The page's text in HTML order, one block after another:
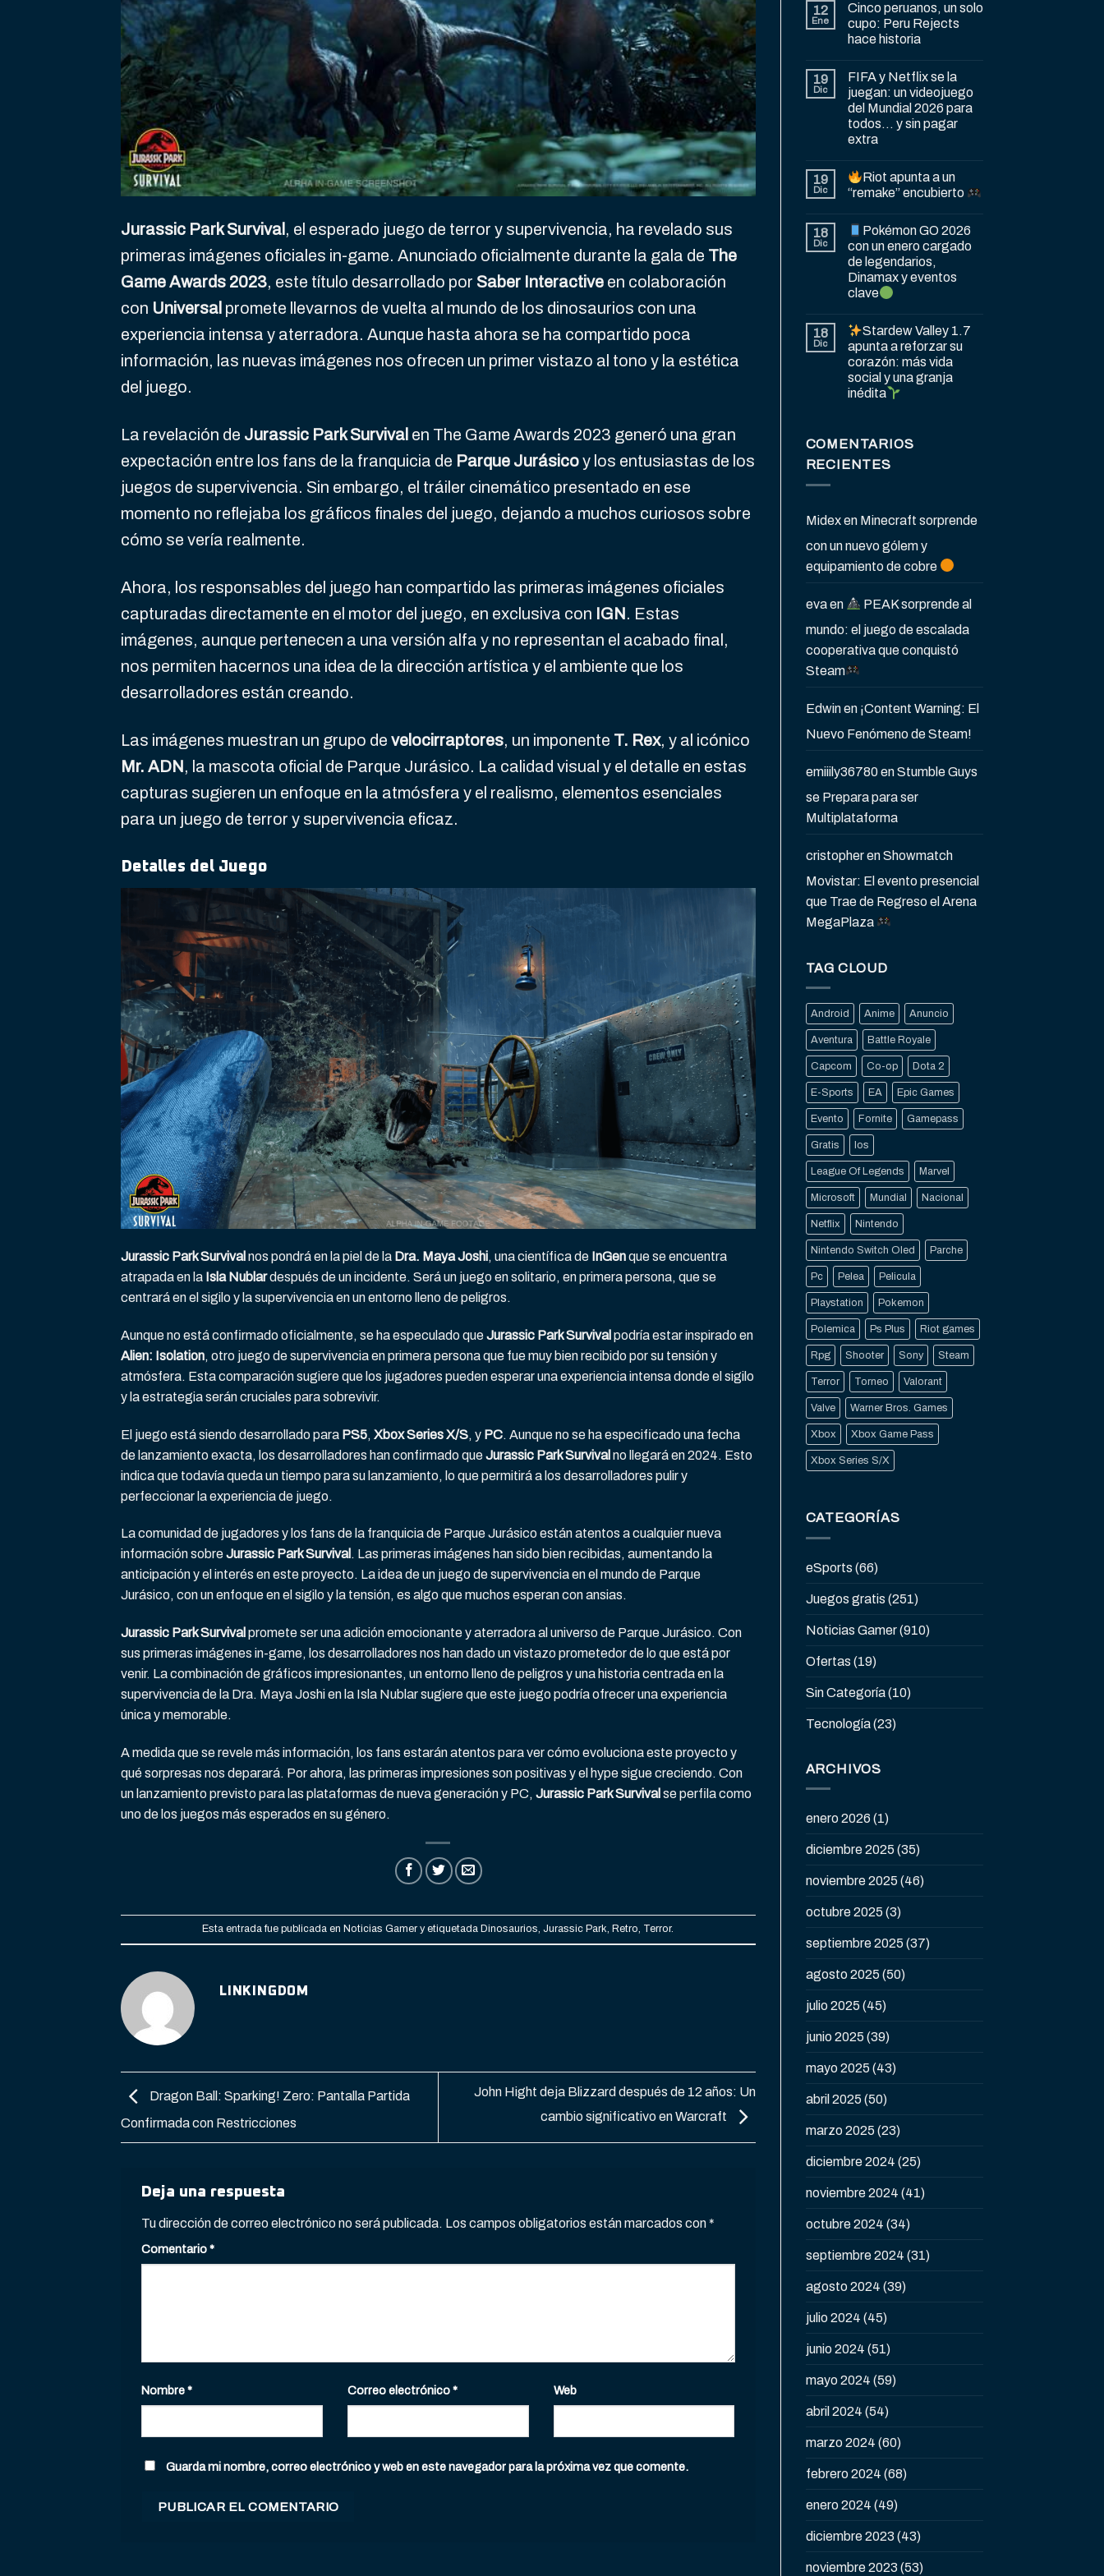
Jurassic Park Survival , el esperado juego de terror y supervivencia, ha revelado sus
primeras imágenes oficiales in-game. Anunciado oficialmente durante la gala de The
Game Awards 2023, este título desarrollado por Saber Interactive en colaboración
con Universal promete llevarnos de vuelta al mundo de los dinosaurios con una
experiencia intensa y aterradora. Aunque hasta ahora se ha compartido poca
información, las nuevas imágenes nos ofrecen un primer vistazo al tono y la estética
del juego.
La revelación de Jurassic Park Survival en The Game Awards 2023 generó una gran
expectación entre los fans de la franquicia de Parque Jurásicoy los entusiastas de los
juegos de supervivencia. Sin embargo, el tráiler cinemático presentado en ese
momento no reflejaba los gráficos finales del juego, dejando a muchos curiosos sobre
cómo se vería realmente.
Ahora, los responsables del juego han compartido las primeras imágenes oficiales
capturadas directamente en el motor del juego, en exclusiva con IGN. Estas
imágenes, aunque pertenecen a una versión alfa y no representan el acabado final,
nos permiten hacernos una idea de la dirección artística y el ambiente que los
desarrolladores están creando.
Las imágenes muestran un grupo de velocirraptores, un imponente T. Rex, y al icónico
Mr. ADN, la mascota oficial de Parque Jurásico. La calidad visual y el detalle en estas
capturas sugieren un enfoque en la atmósfera y el realismo, elementos esenciales
para un juego de terror y supervivencia eficaz.
Detalles del Juego
Jurassic Park Survival nos pondrá en la piel de la Dra. Maya Joshi, una científica de InGenque se encuentra
atrapada en la Isla Nublardespués de un incidente. Será un juego en solitario, en primera persona, que se
centrará en el sigilo y la supervivencia en un entorno lleno de peligros.
Aunque no está confirmado oficialmente, se ha especulado queJurassic Park Survival podría estar inspirado en
Alien: Isolation, otro juego de supervivencia en primera persona que fue muy bien recibido por su tensión y
atmósfera. Esta comparación sugiere que los jugadores pueden esperar una experiencia intensa donde el sigilo
y la estrategia serán cruciales para sobrevivir.
El juego está siendo desarrollado para PS5, Xbox Series X/S, y PC. Aunque no se ha especificado una fecha
de lanzamiento exacta, los desarrolladores han confirmado queJurassic Park Survival no llegará en 2024. Esto
indica que todavía queda un tiempo para su lanzamiento, lo que permitirá a los desarrolladores pulir y
perfeccionar la experiencia de juego.
La comunidad de jugadores y los fans de la franquicia de Parque Jurásico están atentos a cualquier nueva
información sobreJurassic Park Survival . Las primeras imágenes han sido bien recibidas, aumentando la
anticipación y el interés en este proyecto. La idea de un juego de supervivencia en el mundo de Parque
Jurásico, con un enfoque en el sigilo y la tensión, es algo que muchos esperan con ansias.
Jurassic Park Survival promete ser una adición emocionante y aterradora al universo de Parque Jurásico. Con
sus primeras imágenes in-game, los desarrolladores nos han dado un vistazo prometedor de lo que está por
venir. La combinación de gráficos impresionantes, un entorno lleno de peligros y una historia centrada en la
supervivencia de la Dra. Maya Joshi en la Isla Nublar sugiere que este juego podría ofrecer una experiencia
única y memorable.
A medida que se revele más información, los fans estarán atentos para ver cómo evoluciona este proyecto y
qué sorpresas nos deparará. Por ahora, las primeras impresiones son positivas y el hype sigue creciendo. Con
un lanzamiento previsto para las plataformas de nueva generación y PC, Jurassic Park Survival se perfila como
uno de los juegos más esperados en su género.
Esta entrada fue publicada en Noticias Gamer y etiquetada Dinosaurios,Jurassic Park, Retro, Terror.
LINKINGDOM
Dragon Ball: Sparking! Zero: Pantalla Partida
Confirmada con Restricciones
John Hight deja Blizzard después de 12 años: Un
cambio significativo en Warcraft
Deja una respuesta
Tu dirección de correo electrónico no será publicada. Los campos obligatorios están marcados con*
Comentario*
Nombre* Correo electrónico* Web
Guarda mi nombre, correo electrónico y web en este navegador para la próxima vez que comente.
12
Ene
Cinco peruanos, un solo
cupo: Peru Rejects
hace historia
19
Dic
FIFA y Netflix se la
juegan: un videojuego
del Mundial 2026 para
todos… y sin pagar
extra
19
Dic
Riot apunta a un
“remake” encubierto
18
Dic
Pokémon GO 2026
con un enero cargado
de legendarios,
Dinamax y eventos
clave
18
Dic
Stardew Valley 1.7
apunta a reforzar su
corazón: más vida
social y una granja
inédita
COMENTARIOS
RECIENTES
Midexen Minecraft sorprende
con un nuevo gólem y
equipamiento de cobre
evaen
PEAK sorprende al
mundo: el juego de escalada
cooperativa que conquistó
Steam
Edwinen ¡Content Warning: El
Nuevo Fenómeno de Steam!
emiiily36780enStumble Guys
se Prepara para ser
Multiplataforma
cristopherenShowmatch
Movistar: El evento presencial
que Trae de Regreso el Arena
MegaPlaza
TAG CLOUD
Android Anime Anuncio
Aventura Battle Royale
Capcom Co-op Dota 2
E-Sports EA Epic Games
Evento Fornite Gamepass
Gratis Ios
League Of Legends Marvel
Microsoft Mundial Nacional
Netflix Nintendo
Nintendo Switch Oled Parche
Pc Pelea Pelicula
Playstation Pokemon
Polemica Ps Plus Riot games
Rpg Shooter Sony Steam
Terror Torneo Valorant
Valve Warner Bros. Games
Xbox Xbox Game Pass
Xbox Series S/X
CATEGORÍAS
eSports (66)
Juegos gratis (251)
Noticias Gamer(910)
Ofertas (19)
Sin Categoría(10)
Tecnología(23)
ARCHIVOS
enero 2026 (1)
diciembre 2025 (35)
noviembre 2025 (46)
octubre 2025 (3)
septiembre 2025 (37)
agosto 2025 (50)
julio 2025 (45)
junio 2025 (39)
mayo 2025 (43)
abril 2025 (50)
marzo 2025 (23)
diciembre 2024 (25)
noviembre 2024 (41)
octubre 2024 (34)
septiembre 2024 (31)
agosto 2024 (39)
julio 2024 (45)
junio 2024 (51)
mayo 2024 (59)
abril 2024 (54)
marzo 2024 (60)
febrero 2024 (68)
enero 2024 (49)
diciembre 2023 (43)
noviembre 2023 (53)